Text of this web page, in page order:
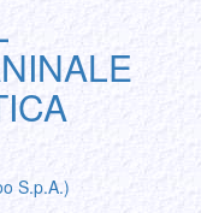
S.p.A.)